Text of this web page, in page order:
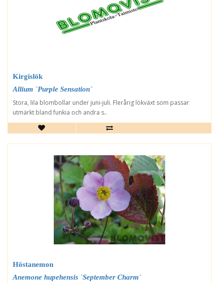
Kirgislök
Allium `Purple Sensation´
Stora, lila blombollar under juni-juli. Flerårig lökväxt som passar
utmärkt bland funkia och andra s..
Höstanemon
Anemone hupehensis `September Charm´